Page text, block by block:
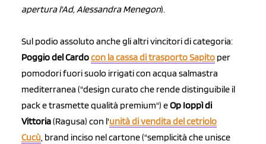
apertura l'Ad, Alessandra Menegon).
Sul podio assoluto anche gli altri vincitori di categoria:
Poggio del Cardocon la cassa di trasportoSapito per
pomodori fuori suolo irrigati con acqua salmastra
mediterranea ("design curato che rende distinguibile il
pack e trasmette qualità premium") eOp Ioppì di
Vittoria(Ragusa) con l'unità di vendita del cetriolo
Cucù, brand inciso nel cartone ("semplicità che unisce